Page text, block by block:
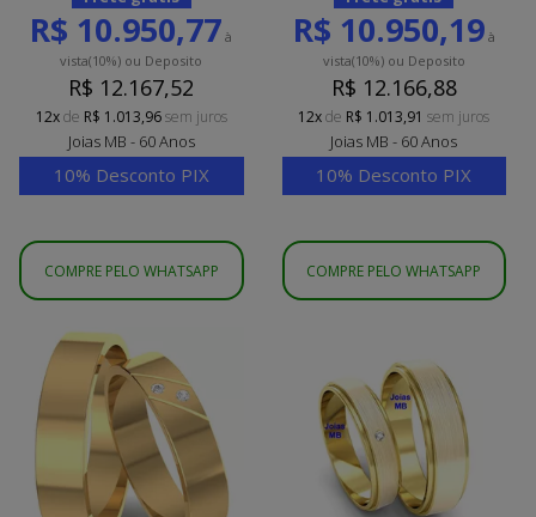
R$ 10.950,77 à
vista(10%) ou Deposito
R$ 12.167,52
12xde R$ 1.013,96sem juros
Joias MB - 60 Anos
10% Desconto PIX
COMPRE PELO WHATSAPP
R$ 10.950,19à
vista(10%)ou Deposito
R$ 12.166,88
12xde R$ 1.013,91 sem juros
Joias MB - 60 Anos
10% Desconto PIX
COMPRE PELO WHATSAPP